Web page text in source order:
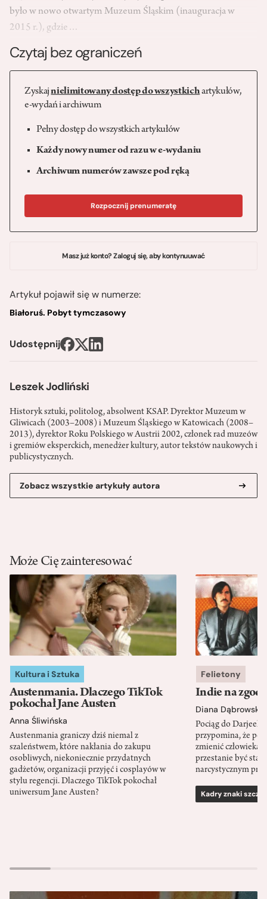
Leszek Jodliński
Historyk sztuki, politolog, absolwent KSAP. Dyrektor Muzeum w
Gliwicach (2003–2008) i Muzeum Śląskiego w Katowicach (2008–
2013), dyrektor Roku Polskiego w Austrii 2002, członek rad muzeów
i gremiów eksperckich, menedżer kultury, autor tekstów naukowych i
publicystycznych.
Zobacz wszystkie artykuły autora
było w nowo otwartym Muzeum Śląskim (inauguracja w
2015 r.), gdzie…
Czytaj bez ograniczeń
Zyskajnielimitowany dostęp do wszystkichartykułów,
e-wydań i archiwum
Pełny dostęp do wszystkich artykułów
Każdy nowy numer od razu w e-wydaniu
Archiwum numerów zawsze pod ręką
Rozpocznij prenumeratę
Masz już konto? Zaloguj się, aby kontynuuwać
Artykuł pojawił się w numerze:
Białoruś. Pobyt tymczasowy
Udostępnij
Może Cię zainteresować
Kultura i Sztuka
Austenmania. Dlaczego TikTok
pokochał Jane Austen
Anna Śliwińska
Austenmania graniczy dziś niemal z
szaleństwem, które nakłania do zakupu
osobliwych, niekoniecznie przydatnych
gadżetów, organizacji przyjęć i cosplayów w
stylu regencji. Dlaczego TikTok pokochał
uniwersum Jane Austen?
Felietony
Indie na
Diana Dąbrowska
Pociąg do
przypomina, że
zmienić człowieka
przestanie być
narcystycznym
Kadry znaki